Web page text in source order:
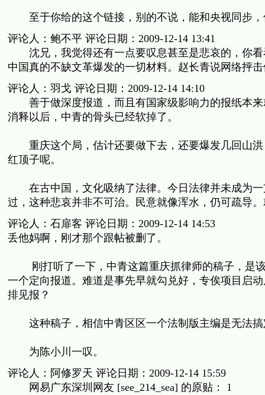
至于你给的这个链接，别的不说，能和央视同步，
评论人：鲍不平 评论日期：2009-12-14 13:41
沈兄，我觉得还有一点要叹息甚至是悲哀的，你看
中国真的不缺文革爆发的一切材料。赵长青说网络抨
评论人：羽戈 评论日期：2009-12-14 14:10
善于做深度报道，而且有国家级影响力的报纸本来
消释以后，中青的骨头已经软掉了。
重庆这个局，估计还要做下去，还要爆发几回山洪
红顶子呢。
在古中国，文化吸纳了法律。今日法律并未成为一
过，这种悲哀并非不可治。民意就像浑水，仍可疏导
评论人：石扉客 评论日期：2009-12-14 14:53
丢他妈啊，刚才那个跟帖被删了。
刚打听了一下，中青这篇重庆抓律师的稿子，是该
一个定向报道。难道是事先早就勾兑好，专俟项目启
排见报？
这种稿子，相信中青区区一个法制版主编是无法搞
为陈小川一叹。
评论人：阿修罗天 评论日期：2009-12-14 15:59
网易广东深圳网友 [see_214_sea] 的原贴： 1